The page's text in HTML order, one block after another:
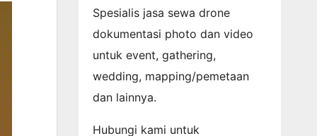
Spesialis jasa sewa drone
dokumentasi photo dan video
untuk event, gathering,
wedding, mapping/pemetaan
dan lainnya.
Hubungi kami untuk